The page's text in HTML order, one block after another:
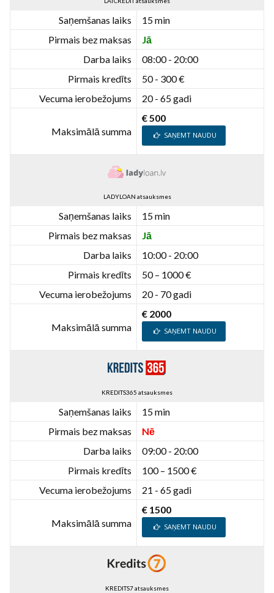
Saņemšanas laiks
15 min
Pirmais bez maksas
Jā
Darba laiks
08:00 - 20:00
Pirmais kredīts
50 - 300 €
Vecuma ierobežojums
20 - 65 gadi
Maksimālā summa
€ 500
SAŅEMT NAUDU
LADYLOAN atsauksmes
Saņemšanas laiks
15 min
Pirmais bez maksas
Jā
Darba laiks
10:00 - 20:00
Pirmais kredīts
50 – 1000 €
Vecuma ierobežojums
20 - 70 gadi
Maksimālā summa
€ 2000
SAŅEMT NAUDU
KREDITS365 atsauksmes
Saņemšanas laiks
15 min
Pirmais bez maksas
Nē
Darba laiks
09:00 - 20:00
Pirmais kredīts
100 – 1500 €
Vecuma ierobežojums
21 - 65 gadi
Maksimālā summa
€ 1500
SAŅEMT NAUDU
KREDITS7 atsauksmes